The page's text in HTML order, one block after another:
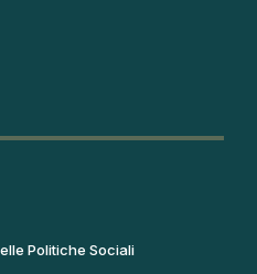
Politiche Sociali